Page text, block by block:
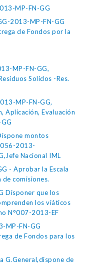
MP-FN-GG
2013-MP-FN-GG
de Fondos por la
MP-FN-GG,
Solidos -Res.
MP-FN-GG,
Aplicación, Evaluación
montos
2013-
Nacional IML
- Aprobar la Escala
comisiones.
Disponer que los
los viáticos
N°007-2013-EF
MP-FN-GG
de Fondos para los
G.General,dispone de